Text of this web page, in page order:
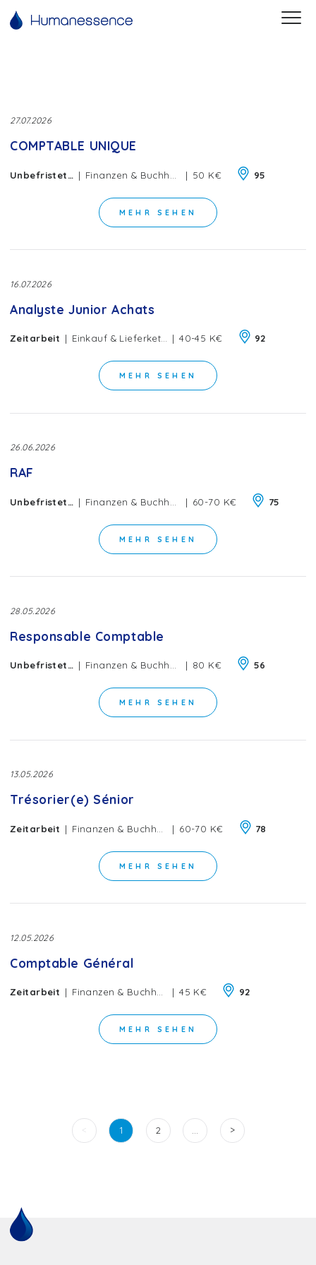
27.07.2026
COMPTABLE UNIQUE
Unbefristeter Vertrag | | 50 K€ 95
MEHR SEHEN
16.07.2026
Analyste Junior Achats
Zeitarbeit | | 40-45 K€ 92
MEHR SEHEN
26.06.2026
RAF
Unbefristeter Vertrag | | 60-70 K€ 75
MEHR SEHEN
28.05.2026
Responsable Comptable
Unbefristeter Vertrag | | 80 K€ 56
MEHR SEHEN
13.05.2026
Trésorier(e) Sénior
Zeitarbeit | | 60-70 K€ 78
MEHR SEHEN
12.05.2026
Comptable Général
Zeitarbeit | | 45 K€ 92
MEHR SEHEN
1 2 >